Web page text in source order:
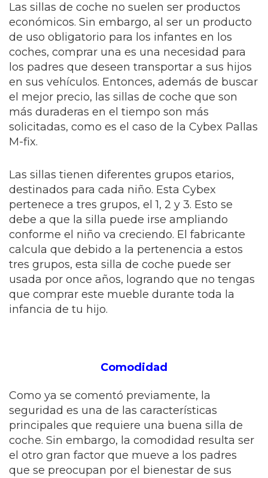
Las sillas de coche no suelen ser productos
económicos. Sin embargo, al ser un producto
de uso obligatorio para los infantes en los
coches, comprar una es una necesidad para
los padres que deseen transportar a sus hijos
en sus vehículos. Entonces, además de buscar
el mejor precio, las sillas de coche que son
más duraderas en el tiempo son más
solicitadas, como es el caso de la Cybex Pallas
M-fix.
Las sillas tienen diferentes grupos etarios,
destinados para cada niño. Esta Cybex
pertenece a tres grupos, el 1, 2 y 3. Esto se
debe a que la silla puede irse ampliando
conforme el niño va creciendo. El fabricante
calcula que debido a la pertenencia a estos
tres grupos, esta silla de coche puede ser
usada por once años, logrando que no tengas
que comprar este mueble durante toda la
infancia de tu hijo.
Comodidad
Como ya se comentó previamente, la
seguridad es una de las características
principales que requiere una buena silla de
coche. Sin embargo, la comodidad resulta ser
el otro gran factor que mueve a los padres
que se preocupan por el bienestar de sus